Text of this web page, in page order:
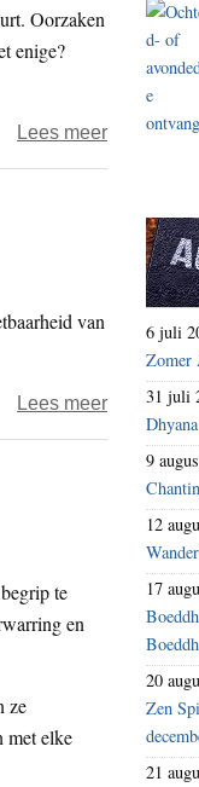
i
t
Oorzaken
enige?
Lees meerover
Dubbel
perspectief
van
Lees meerover
serie
karma:
Karma
Oost-
te
en
ze
met elke
6 juli
Zomer
31 juli
9
12
17
20
Zen
21